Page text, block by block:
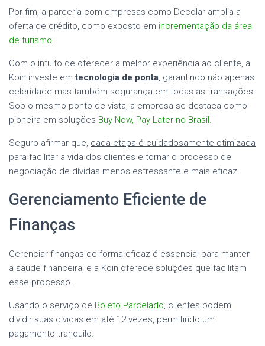
Por fim, a parceria com empresas como Decolar amplia a
oferta de crédito, como exposto em incrementação da área
de turismo.
Com o intuito de oferecer a melhor experiência ao cliente, a
Koin investe emtecnologia de ponta, garantindo não apenas
celeridade mas também segurança em todas as transações.
Sob o mesmo ponto de vista, a empresa se destaca como
pioneira em soluções Buy Now, Pay Later no Brasil.
Seguro afirmar que, cada etapa é cuidadosamente otimizada
para facilitar a vida dos clientes e tornar o processo de
negociação de dívidas menos estressante e mais eficaz.
Gerenciamento Eficiente de
Finanças
Gerenciar finanças de forma eficaz é essencial para manter
a saúde financeira, e a Koin oferece soluções que facilitam
esse processo.
Usando o serviço de Boleto Parcelado, clientes podem
dividir suas dívidas em até 12 vezes, permitindo um
pagamento tranquilo.